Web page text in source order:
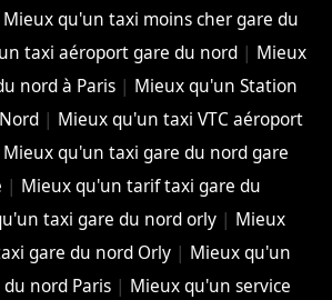
Mieux qu'un taxi moins cher gare du
taxi aéroport gare du nord| Mieux
nord à Paris | Mieux qu'un Station
| Mieux qu'un taxi VTC aéroport
Mieux qu'un taxi gare du nord gare
| Mieux qu'un tarif taxi gare du
taxi gare du nord orly| Mieux
gare du nord Orly | Mieux qu'un
nord Paris| Mieux qu'un service